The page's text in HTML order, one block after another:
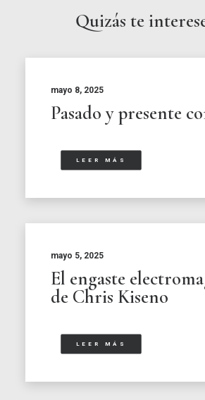
Quizás te
mayo 8, 2025
Pasado y presente
LEER MÁS
mayo 5, 2025
El engaste
de Chris Kiseno
LEER MÁS